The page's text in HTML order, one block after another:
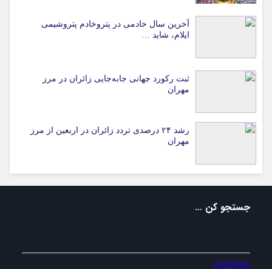
آخرین سال خادمی در پتروخادم پتروشیمی
ایلام، شاید …
ثبت رکورد جهانی جابه‌جایی زائران در مرز
مهران
رشد ۲۴ درصدی تردد زائران در اربعین از مرز
مهران
جستجو کن …